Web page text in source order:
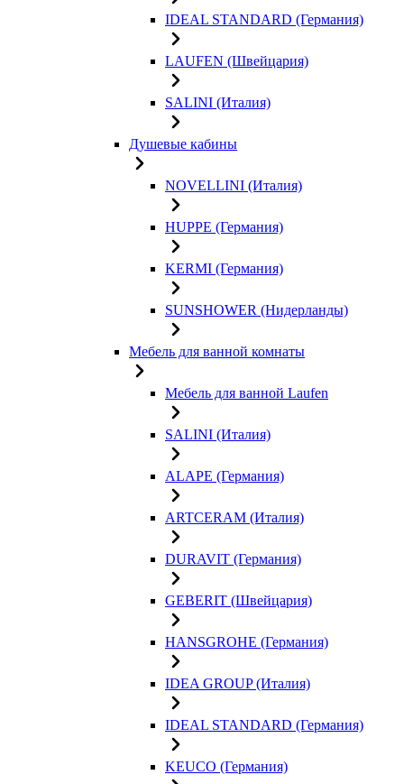
IDEAL STANDARD (Германия)
LAUFEN (Швейцария)
SALINI (Италия)
Душевые кабины
NOVELLINI (Италия)
HUPPE (Германия)
KERMI (Германия)
SUNSHOWER (Нидерланды)
Мебель для ванной комнаты
Мебель для ванной Laufen
SALINI (Италия)
ALAPE (Германия)
ARTCERAM (Италия)
DURAVIT (Германия)
GEBERIT (Швейцария)
HANSGROHE (Германия)
IDEA GROUP (Италия)
IDEAL STANDARD (Германия)
KEUCO (Германия)